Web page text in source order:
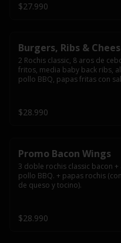
$27.990
Burgers, Ribs &
2 Rochis classic, 8 aros de
fritos, media baby back ribs,
pollo BBQ, papas fritas con
$28.990
Promo Bacon Wings
3 doble rochis classic bacon +
pollo BBQ. + papas rochis
de queso y tocino).
$28.990